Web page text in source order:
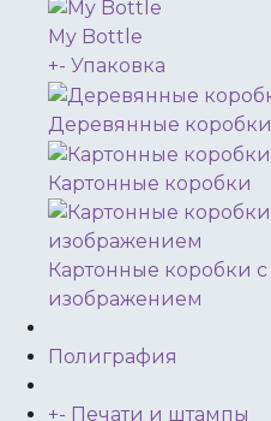
My Bottle
+- Упаковка
Деревянные коробки
Картонные коробки
Картонные коробки с
изображением
Полиграфия
+- Печати и штампы